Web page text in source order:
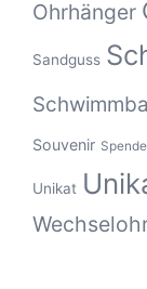
Ohrhänger
Sandguss
Souvenir Spende
Unikat